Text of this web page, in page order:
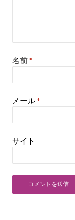
名前*
メール*
サイト